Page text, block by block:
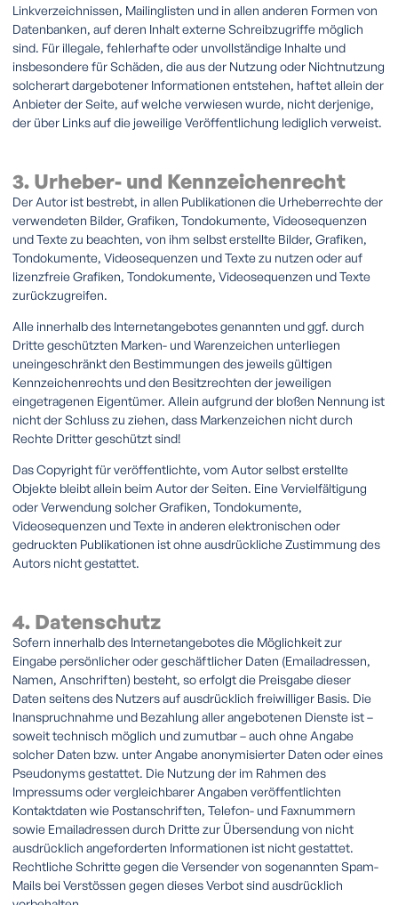
Linkverzeichnissen, Mailinglisten und in allen anderen Formen von
Datenbanken, auf deren Inhalt externe Schreibzugriffe möglich
sind. Für illegale, fehlerhafte oder unvollständige Inhalte und
insbesondere für Schäden, die aus der Nutzung oder Nichtnutzung
solcherart dargebotener Informationen entstehen, haftet allein der
Anbieter der Seite, auf welche verwiesen wurde, nicht derjenige,
der über Links auf die jeweilige Veröffentlichung lediglich verweist.
3. Urheber- und Kennzeichenrecht
Der Autor ist bestrebt, in allen Publikationen die Urheberrechte der
verwendeten Bilder, Grafiken, Tondokumente, Videosequenzen
und Texte zu beachten, von ihm selbst erstellte Bilder, Grafiken,
Tondokumente, Videosequenzen und Texte zu nutzen oder auf
lizenzfreie Grafiken, Tondokumente, Videosequenzen und Texte
zurückzugreifen.
Alle innerhalb des Internetangebotes genannten und ggf. durch
Dritte geschützten Marken- und Warenzeichen unterliegen
uneingeschränkt den Bestimmungen des jeweils gültigen
Kennzeichenrechts und den Besitzrechten der jeweiligen
eingetragenen Eigentümer. Allein aufgrund der bloßen Nennung ist
nicht der Schluss zu ziehen, dass Markenzeichen nicht durch
Rechte Dritter geschützt sind!
Das Copyright für veröffentlichte, vom Autor selbst erstellte
Objekte bleibt allein beim Autor der Seiten. Eine Vervielfältigung
oder Verwendung solcher Grafiken, Tondokumente,
Videosequenzen und Texte in anderen elektronischen oder
gedruckten Publikationen ist ohne ausdrückliche Zustimmung des
Autors nicht gestattet.
4. Datenschutz
Sofern innerhalb des Internetangebotes die Möglichkeit zur
Eingabe persönlicher oder geschäftlicher Daten (Emailadressen,
Namen, Anschriften) besteht, so erfolgt die Preisgabe dieser
Daten seitens des Nutzers auf ausdrücklich freiwilliger Basis. Die
Inanspruchnahme und Bezahlung aller angebotenen Dienste ist –
soweit technisch möglich und zumutbar – auch ohne Angabe
solcher Daten bzw. unter Angabe anonymisierter Daten oder eines
Pseudonyms gestattet. Die Nutzung der im Rahmen des
Impressums oder vergleichbarer Angaben veröffentlichten
Kontaktdaten wie Postanschriften, Telefon- und Faxnummern
sowie Emailadressen durch Dritte zur Übersendung von nicht
ausdrücklich angeforderten Informationen ist nicht gestattet.
Rechtliche Schritte gegen die Versender von sogenannten Spam-
Mails bei Verstössen gegen dieses Verbot sind ausdrücklich